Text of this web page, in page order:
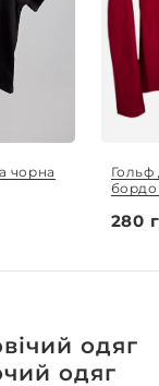
чорна
Гольф
бордо
280
одяг
одяг